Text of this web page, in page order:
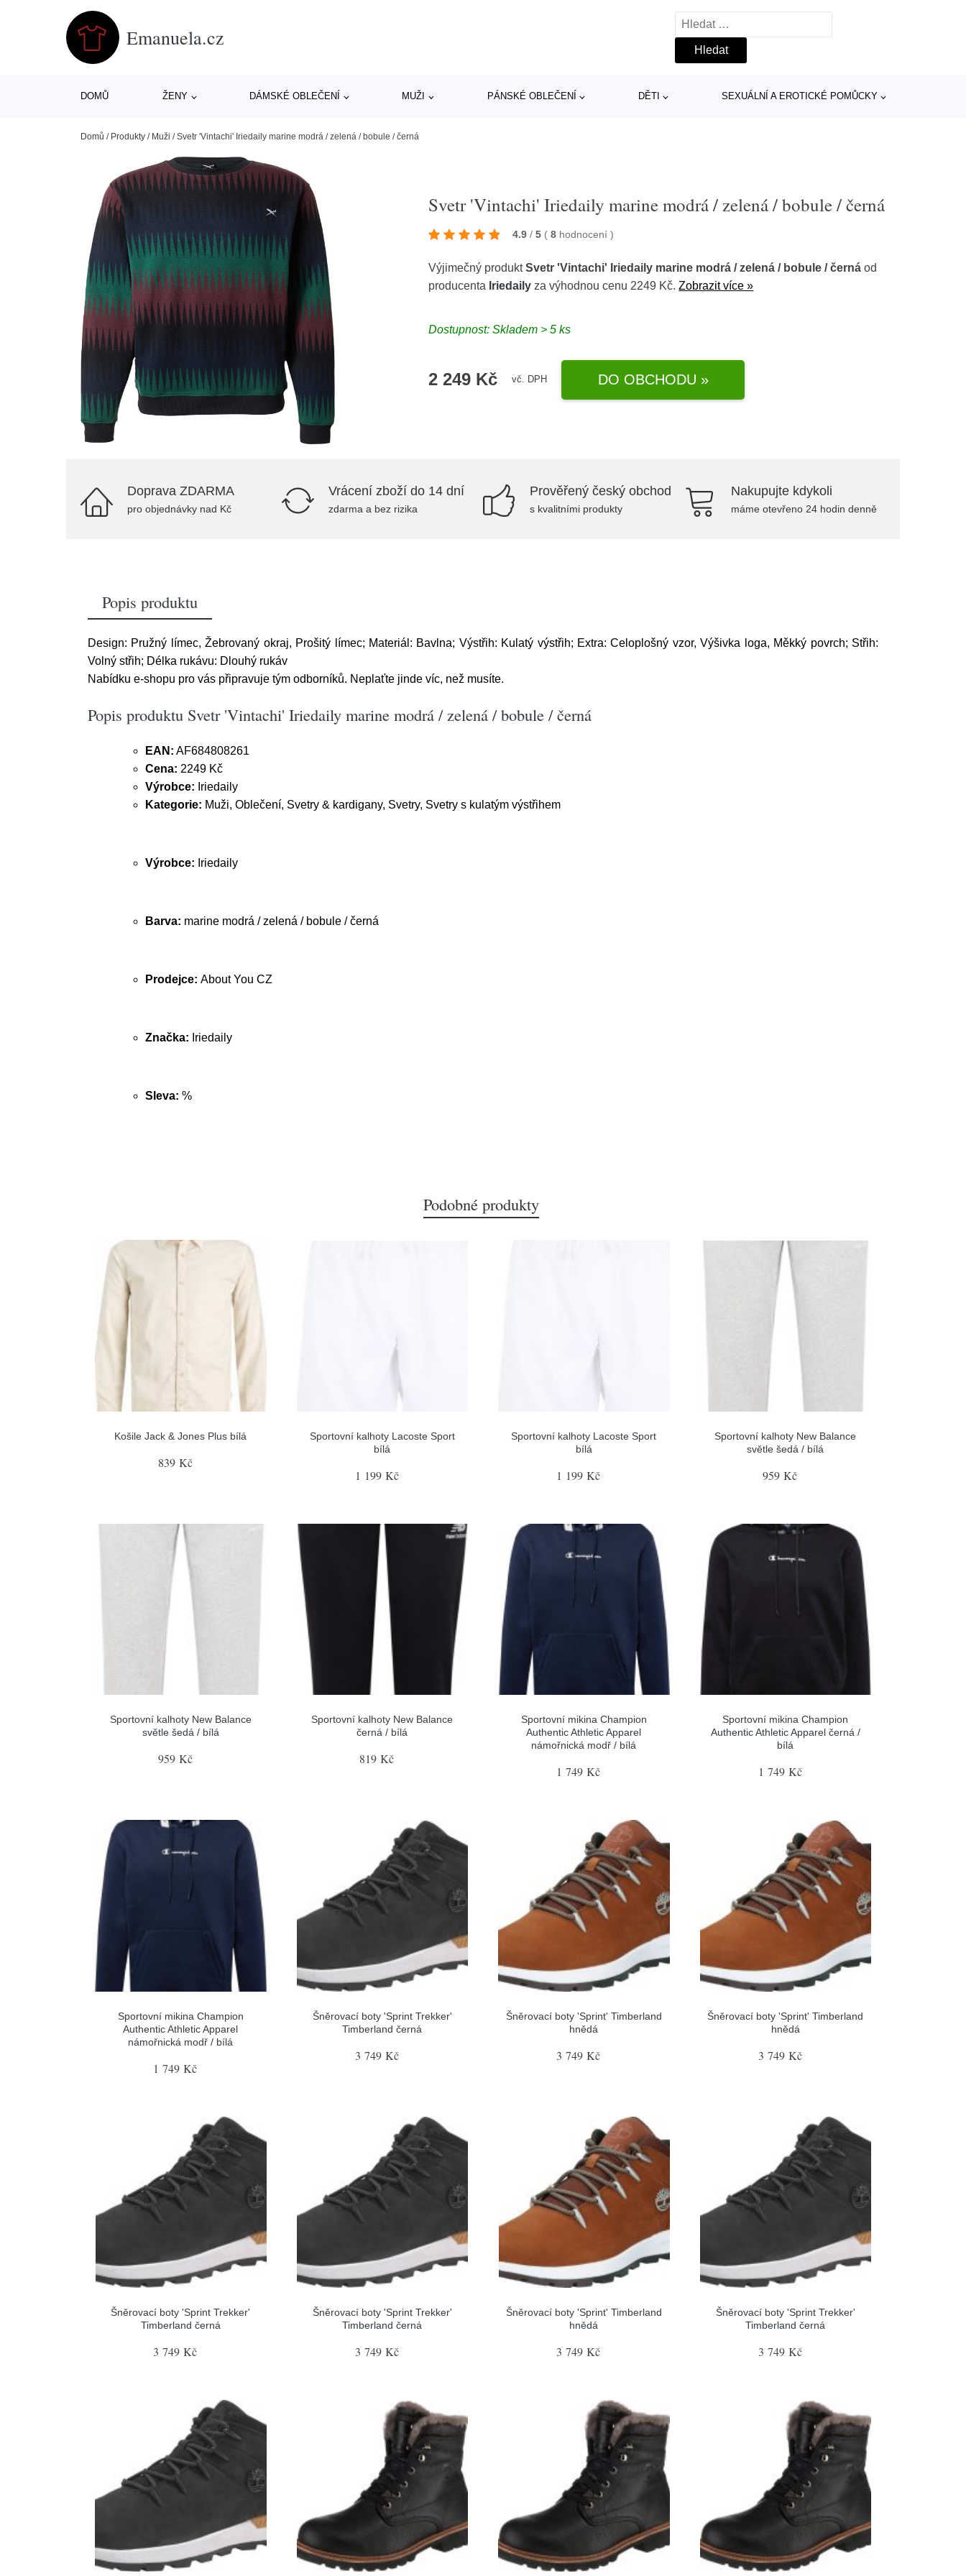
Emanuela.cz
Vyhledávání
DOMŮ ŽENY DÁMSKÉ OBLEČENÍ MUŽI PÁNSKÉ OBLEČENÍ DĚTI SEXUÁLNÍ A EROTICKÉ POMŮCKY
Domů / Produkty / Muži /Svetr 'Vintachi' Iriedaily marine modrá / zelená / bobule / černá
Svetr 'Vintachi' Iriedaily marine modrá / zelená / bobule / černá
4.9 / 5 ( 8 hodnocení)
Výjimečný produktSvetr 'Vintachi' Iriedaily marine modrá / zelená / bobule / černá od
producenta Iriedaily za výhodnou cenu 2249 Kč.Zobrazit více »
Dostupnost: Skladem > 5 ks
2 249 Kč vč. DPH DO OBCHODU »
Doprava ZDARMA
pro objednávky nad Kč
Vrácení zboží do 14 dní
zdarma a bez rizika
Prověřený český obchod
s kvalitními produkty
Nakupujte kdykoli
máme otevřeno 24 hodin denně
Popis produktu
Design: Pružný límec, Žebrovaný okraj, Prošitý límec; Materiál: Bavlna; Výstřih: Kulatý výstřih; Extra: Celoplošný vzor, Výšivka loga, Měkký povrch; Střih:
Volný střih; Délka rukávu: Dlouhý rukáv
Nabídku e-shopu pro vás připravuje tým odborníků. Neplaťte jinde víc, než musíte.
Popis produktu Svetr 'Vintachi' Iriedaily marine modrá / zelená / bobule / černá
EAN: AF684808261
Cena: 2249 Kč
Výrobce: Iriedaily
Kategorie: Muži, Oblečení, Svetry & kardigany, Svetry, Svetry s kulatým výstřihem
Výrobce: Iriedaily
Barva: marine modrá / zelená / bobule / černá
Prodejce: About You CZ
Značka: Iriedaily
Sleva: %
Podobné produkty
Košile Jack & Jones Plus bílá
839 Kč
Sportovní kalhoty Lacoste Sport
bílá
1 199 Kč
Sportovní kalhoty Lacoste Sport
bílá
1 199 Kč
Sportovní kalhoty New Balance
světle šedá / bílá
959 Kč
Sportovní kalhoty New Balance
světle šedá / bílá
959 Kč
Sportovní kalhoty New Balance
černá / bílá
819 Kč
Sportovní mikina Champion
Authentic Athletic Apparel
námořnická modř / bílá
1 749 Kč
Sportovní mikina Champion
Authentic Athletic Apparel černá /
bílá
1 749 Kč
Sportovní mikina Champion
Authentic Athletic Apparel
námořnická modř / bílá
1 749 Kč
Šněrovací boty 'Sprint Trekker'
Timberland černá
3 749 Kč
Šněrovací boty 'Sprint' Timberland
hnědá
3 749 Kč
Šněrovací boty 'Sprint' Timberland
hnědá
3 749 Kč
Šněrovací boty 'Sprint Trekker'
Timberland černá
3 749 Kč
Šněrovací boty 'Sprint Trekker'
Timberland černá
3 749 Kč
Šněrovací boty 'Sprint' Timberland
hnědá
3 749 Kč
Šněrovací boty 'Sprint Trekker'
Timberland černá
3 749 Kč